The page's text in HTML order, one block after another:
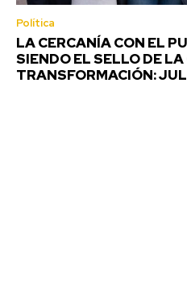
Política
LA CERCANÍA CON EL
SIENDO EL SELLO DE
TRANSFORMACIÓN: